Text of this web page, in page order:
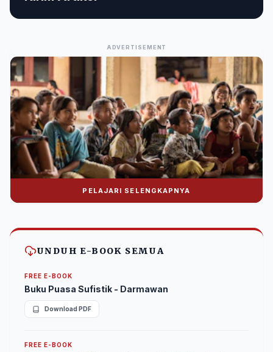
ADVERTISEMENT
Donasi Nuralwala Foundation
Bantu syiar dakwah melalui platform digital.
PELAJARI SELENGKAPNYA
UNDUH E-BOOK SEMUA
FREE E-BOOK
Buku Puasa Sufistik - Darmawan
Download PDF
FREE E-BOOK